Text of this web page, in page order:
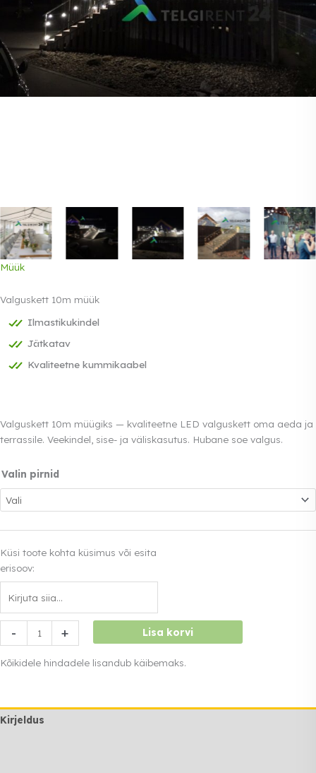
Müük
Valguskett 10m müük
Ilmastikukindel
Jätkatav
Kvaliteetne kummikaabel
Valguskett 10m müügiks — kvaliteetne LED valguskett oma aeda ja
terrassile. Veekindel, sise- ja väliskasutus. Hubane soe valgus.
Valin pirnid
Küsi toote kohta küsimus või esita
erisoov:
-
10m
müük
+ Lisa korvi
Kõikidele hindadele lisandub käibemaks.
Kirjeldus